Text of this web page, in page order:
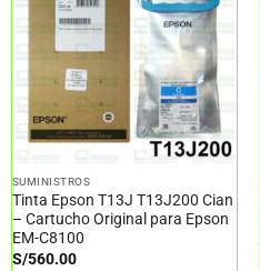
SUMINISTROS
Tinta Epson T13J T13J200 Cian
– Cartucho Original para Epson
EM-C8100
S/560.00